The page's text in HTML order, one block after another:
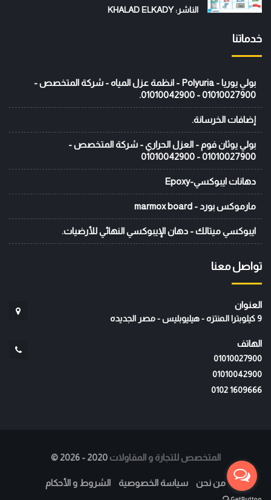
الناشر: KHALAD ELKADY
خدماتنا
بولي يوريا - Polyuria - انظمة عزل المياه - شركة المتخصص -
01010027900 - 01010042900.
إضافات الخرسانة.
بولي يوثان فوم - العزل الحراري - شركة المتخصص -
01010027900 - 01010042900
دهانات ايبوكسي-Epoxy
مارموكس بورد - marmox board
ايبوكسي ميتالك - دهان الإيبوكسي النهائي للأرضيات.
تواصل معنا
العنوان
9 كيلوبترا المنتزه - هيليوبليس - مصر الجديده
الهاتف
01010027900
01010042900
‭0102 1609666‬
© المتخصص للتجارة و المقاولات 2020 - 2026
من نحن سياسة الخصوصية الشروط و الأحكام